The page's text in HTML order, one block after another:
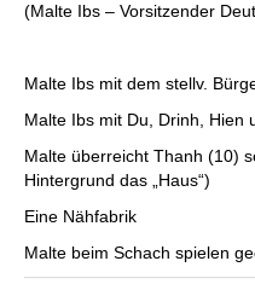
(Malte Ibs – Vorsitzender
Malte Ibs mit dem stellv.
Malte Ibs mit Du, Drinh, Hien
Malte überreicht Thanh (10)
Hintergrund das „Haus“)
Eine Nähfabrik
Malte beim Schach spielen